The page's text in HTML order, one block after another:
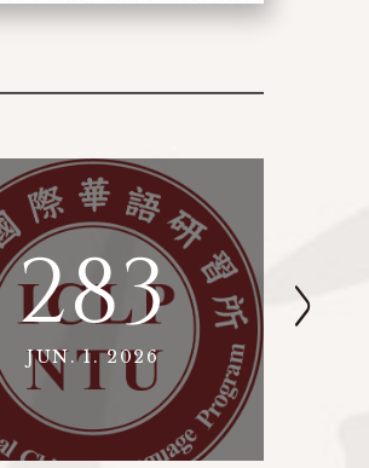
283
JUN. 1. 2026